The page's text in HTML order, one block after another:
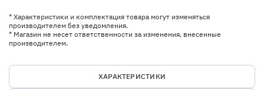
* Характеристики и комплектация товара могут изменяться
производителем без уведомления.
* Магазин не несет ответственности за изменения, внесенные
производителем.
ХАРАКТЕРИСТИКИ